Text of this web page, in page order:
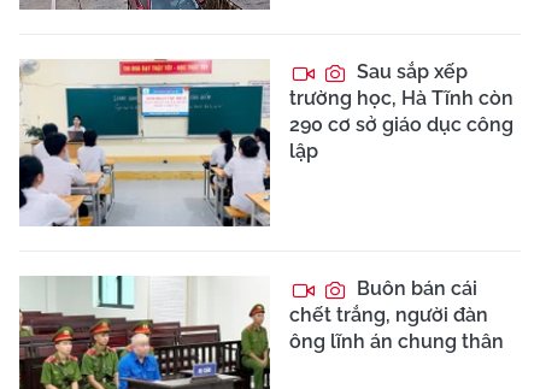
Sau sắp xếp
trường học, Hà Tĩnh còn
290 cơ sở giáo dục công
lập
Buôn bán cái
chết trắng, người đàn
ông lĩnh án chung thân